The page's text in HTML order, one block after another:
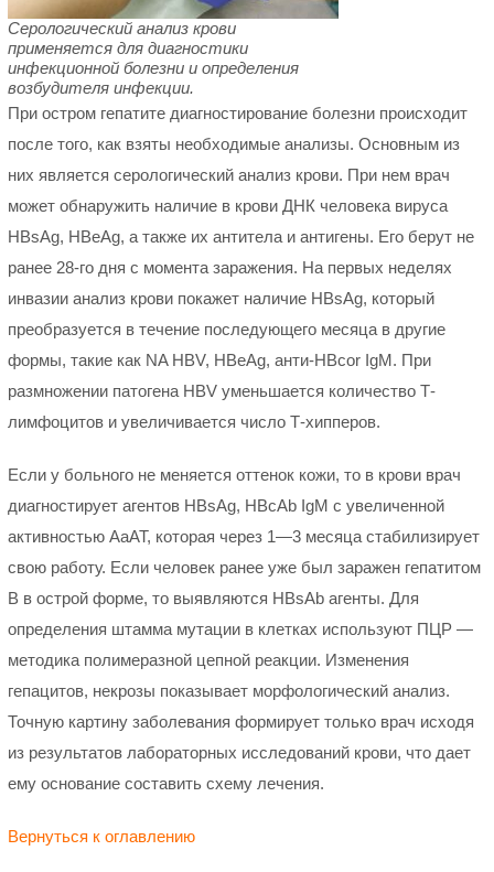
Серологический анализ крови
применяется для диагностики
инфекционной болезни и определения
возбудителя инфекции.
При остром гепатите диагностирование болезни происходит
после того, как взяты необходимые анализы. Основным из
них является серологический анализ крови. При нем врач
может обнаружить наличие в крови ДНК человека вируса
HBsAg, HBeAg, а также их антитела и антигены. Его берут не
ранее 28-го дня с момента заражения. На первых неделях
инвазии анализ крови покажет наличие HBsAg, который
преобразуется в течение последующего месяца в другие
формы, такие как NA HBV, HBeAg, анти-HBcor IgM. При
размножении патогена HBV уменьшается количество Т-
лимфоцитов и увеличивается число Т-хипперов.
Если у больного не меняется оттенок кожи, то в крови врач
диагностирует агентов HBsAg, HBcAb IgM с увеличенной
активностью АаАТ, которая через 1—3 месяца стабилизирует
свою работу. Если человек ранее уже был заражен гепатитом
В в острой форме, то выявляются HBsAb агенты. Для
определения штамма мутации в клетках используют ПЦР —
методика полимеразной цепной реакции. Изменения
гепацитов, некрозы показывает морфологический анализ.
Точную картину заболевания формирует только врач исходя
из результатов лабораторных исследований крови, что дает
ему основание составить схему лечения.
Вернуться к оглавлению